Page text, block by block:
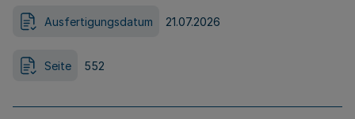
Ausfertigungsdatum 21.07.2026
Seite 552